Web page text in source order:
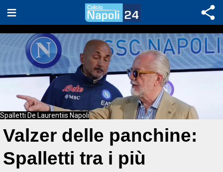
Spalletti De Laurentiis Napoli
Valzer delle panchine:
Spalletti tra i più